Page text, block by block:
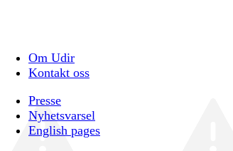
Om Udir
Kontakt oss
Presse
Nyhetsvarsel
English pages